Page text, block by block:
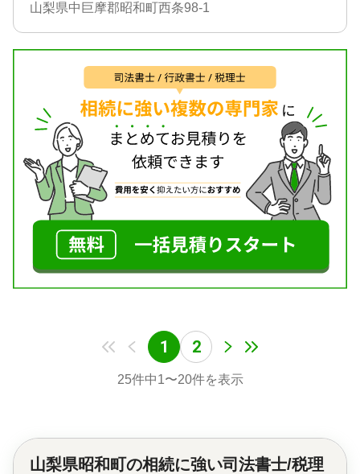
山梨県中巨摩郡昭和町西条98-1
1 2
25件中1〜20件を表示
山梨県昭和町の相続に強い司法書士/税理